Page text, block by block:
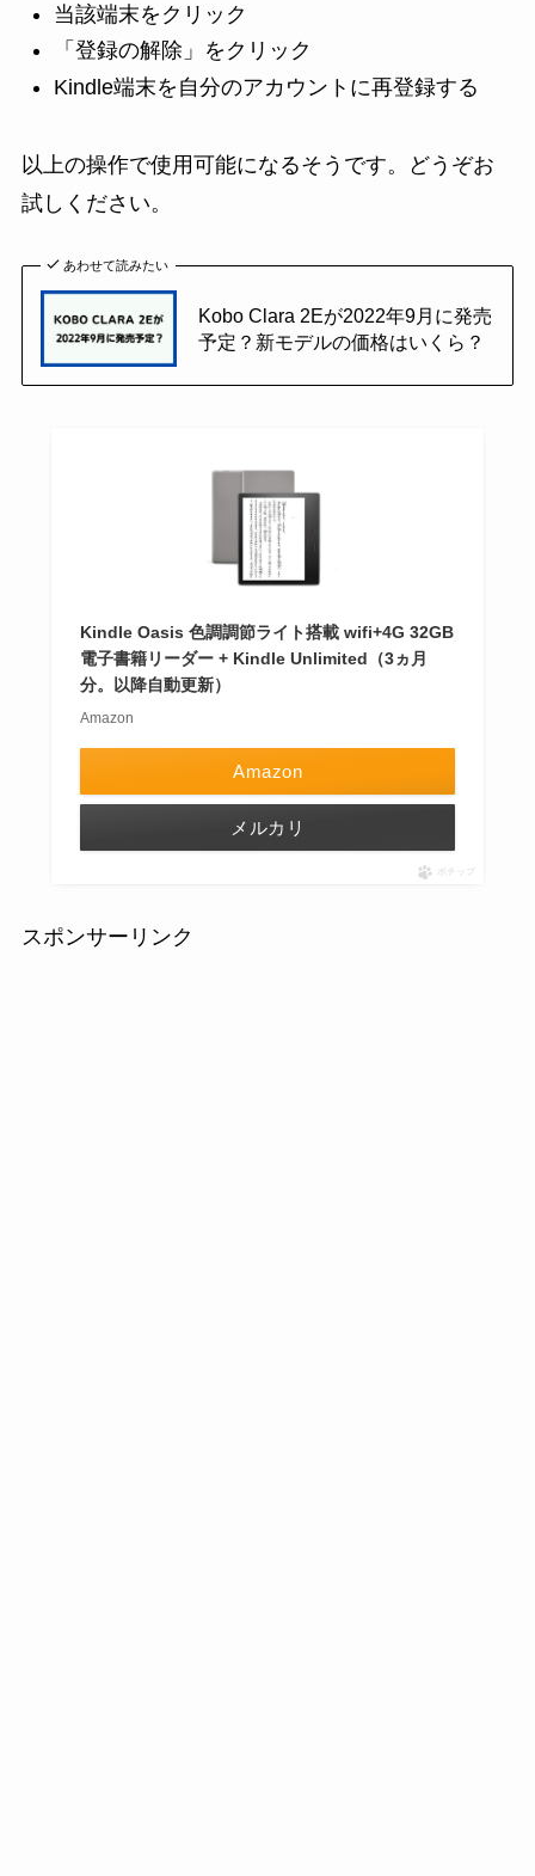
当該端末をクリック
「登録の解除」をクリック
Kindle端末を自分のアカウントに再登録する
以上の操作で使用可能になるそうです。どうぞお
試しください。
あわせて読みたい
Kobo Clara 2Eが2022年9月に発売
予定？新モデルの価格はいくら？
Kindle Oasis 色調調節ライト搭載 wifi+4G 32GB
電子書籍リーダー + Kindle Unlimited（3ヵ月
分。以降自動更新）
Amazon
Amazon
メルカリ
ポチップ
スポンサーリンク